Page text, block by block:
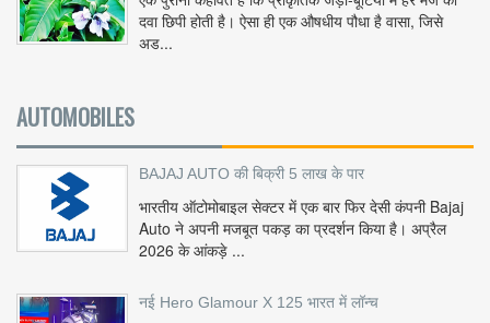
दवा छिपी होती है। ऐसा ही एक औषधीय पौधा है वासा, जिसे
अड...
AUTOMOBILES
BAJAJ AUTO की बिक्री 5 लाख के पार
भारतीय ऑटोमोबाइल सेक्टर में एक बार फिर देसी कंपनी Bajaj
Auto ने अपनी मजबूत पकड़ का प्रदर्शन किया है। अप्रैल
2026 के आंकड़े ...
नई Hero Glamour X 125 भारत में लॉन्च